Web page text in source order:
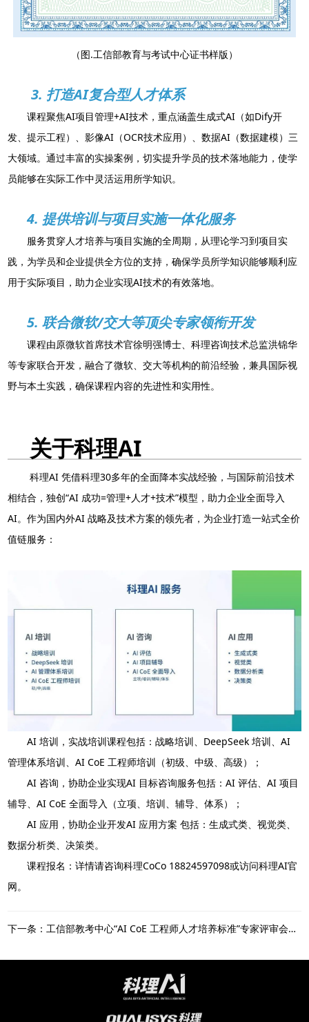
（图.工信部教育与考试中心证书样版）
3. 打造AI复合型人才体系
课程聚焦AI项目管理+AI技术，重点涵盖生成式AI（如Dify开
发、提示工程）、影像AI（OCR技术应用）、数据AI（数据建模）三
大领域。通过丰富的实操案例，切实提升学员的技术落地能力，使学
员能够在实际工作中灵活运用所学知识。
4. 提供培训与项目实施一体化服务
服务贯穿人才培养与项目实施的全周期，从理论学习到项目实
践，为学员和企业提供全方位的支持，确保学员所学知识能够顺利应
用于实际项目，助力企业实现AI技术的有效落地。
5. 联合微软/交大等顶尖专家领衔开发
课程由原微软首席技术官徐明强博士、科理咨询技术总监洪锦华
等专家联合开发，融合了微软、交大等机构的前沿经验，兼具国际视
野与本土实践，确保课程内容的先进性和实用性。
关于科理AI
科理AI 凭借科理30多年的全面降本实战经验，与国际前沿技术
相结合，独创“AI 成功=管理+人才+技术”模型，助力企业全面导入
AI。作为国内外AI 战略及技术方案的领先者，为企业打造一站式全价
值链服务：
AI 培训，实战培训课程包括：战略培训、DeepSeek 培训、AI
管理体系培训、AI CoE 工程师培训（初级、中级、高级）；
AI 咨询，协助企业实现AI 目标咨询服务包括：AI 评估、AI 项目
辅导、AI CoE 全面导入（立项、培训、辅导、体系）；
AI 应用，协助企业开发AI 应用方案 包括：生成式类、视觉类、
数据分析类、决策类。
课程报名：详情请咨询科理CoCo 18824597098或访问科理AI官
网。
下一条：工信部教考中心“AI CoE 工程师人才培养标准”专家评审会在科理总部成功举行